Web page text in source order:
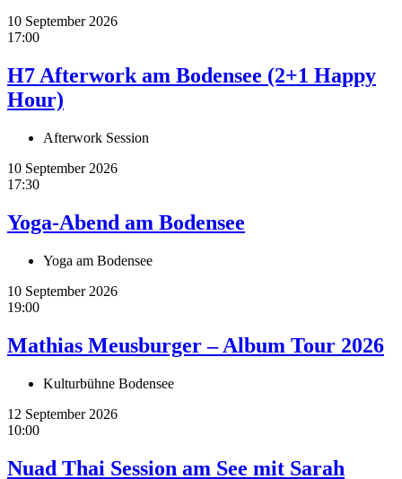
10 September 2026
17:00
H7 Afterwork am Bodensee (2+1 Happy
Hour)
Afterwork Session
10 September 2026
17:30
Yoga-Abend am Bodensee
Yoga am Bodensee
10 September 2026
19:00
Mathias Meusburger – Album Tour 2026
Kulturbühne Bodensee
12 September 2026
10:00
Nuad Thai Session am See mit Sarah